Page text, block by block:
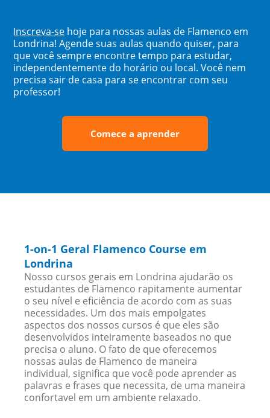
Inscreva-se hoje para nossas aulas de Flamenco em
Londrina! Agende suas aulas quando quiser, para
que você sempre encontre tempo para estudar,
independentemente do horário ou local. Você nem
precisa sair de casa para se encontrar com seu
professor!
Comece a aprender
1-on-1 Geral Flamenco Course em
Londrina
Nosso cursos gerais em Londrina ajudarão os
estudantes de Flamenco rapitamente aumentar
o seu nível e eficiência de acordo com as suas
necessidades. Um dos mais empolgates
aspectos dos nossos cursos é que eles são
desenvolvidos inteiramente baseados no que
precisa o aluno. O fato de que oferecemos
nossas aulas de Flamenco de maneira
individual, significa que você pode aprender as
palavras e frases que necessita, de uma maneira
confortavel em um ambiente relaxado.